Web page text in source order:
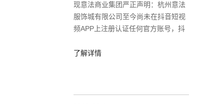
现意法商业集团严正声明：杭州意法
服饰城有限公司至今尚未在抖音短视
频APP上注册认证任何官方账号，抖
团或意法服饰城等名义注册的所谓“官
了解详情